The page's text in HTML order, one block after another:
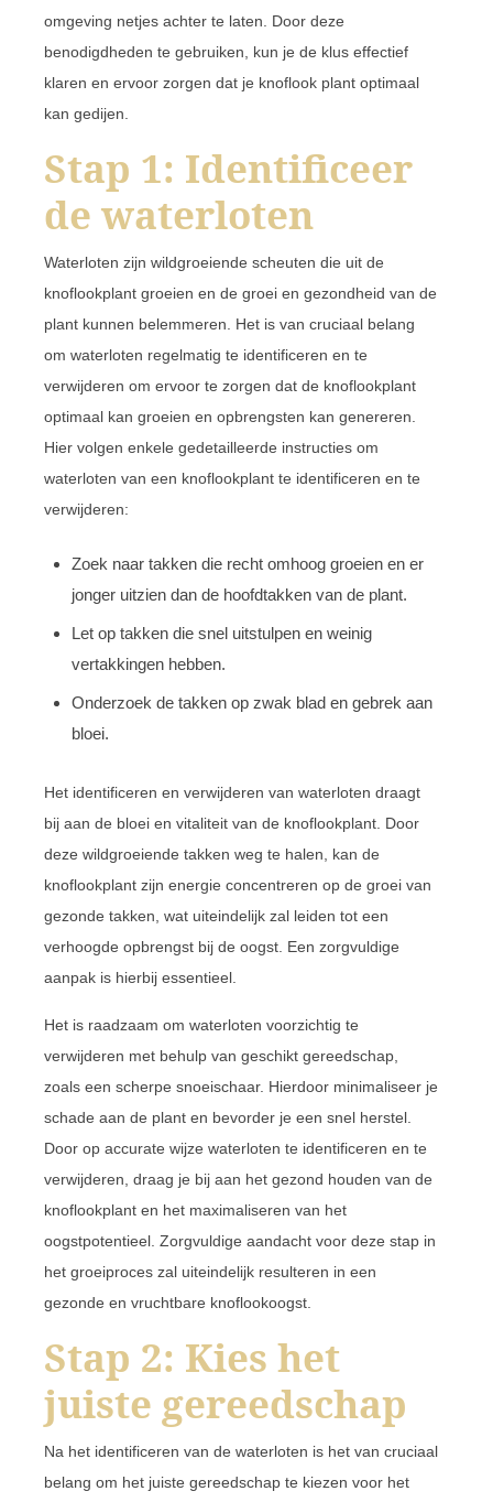
omgeving netjes achter te laten. Door deze
benodigdheden te gebruiken, kun je de klus effectief
klaren en ervoor zorgen dat je knoflook plant optimaal
kan gedijen.
Stap 1: Identificeer
de waterloten
Waterloten zijn wildgroeiende scheuten die uit de
knoflookplant groeien en de groei en gezondheid van de
plant kunnen belemmeren. Het is van cruciaal belang
om waterloten regelmatig te identificeren en te
verwijderen om ervoor te zorgen dat de knoflookplant
optimaal kan groeien en opbrengsten kan genereren.
Hier volgen enkele gedetailleerde instructies om
waterloten van een knoflookplant te identificeren en te
verwijderen:
Zoek naar takken die recht omhoog groeien en er
jonger uitzien dan de hoofdtakken van de plant.
Let op takken die snel uitstulpen en weinig
vertakkingen hebben.
Onderzoek de takken op zwak blad en gebrek aan
bloei.
Het identificeren en verwijderen van waterloten draagt
bij aan de bloei en vitaliteit van de knoflookplant. Door
deze wildgroeiende takken weg te halen, kan de
knoflookplant zijn energie concentreren op de groei van
gezonde takken, wat uiteindelijk zal leiden tot een
verhoogde opbrengst bij de oogst. Een zorgvuldige
aanpak is hierbij essentieel.
Het is raadzaam om waterloten voorzichtig te
verwijderen met behulp van geschikt gereedschap,
zoals een scherpe snoeischaar. Hierdoor minimaliseer je
schade aan de plant en bevorder je een snel herstel.
Door op accurate wijze waterloten te identificeren en te
verwijderen, draag je bij aan het gezond houden van de
knoflookplant en het maximaliseren van het
oogstpotentieel. Zorgvuldige aandacht voor deze stap in
het groeiproces zal uiteindelijk resulteren in een
gezonde en vruchtbare knoflookoogst.
Stap 2: Kies het
juiste gereedschap
Na het identificeren van de waterloten is het van cruciaal
belang om het juiste gereedschap te kiezen voor het